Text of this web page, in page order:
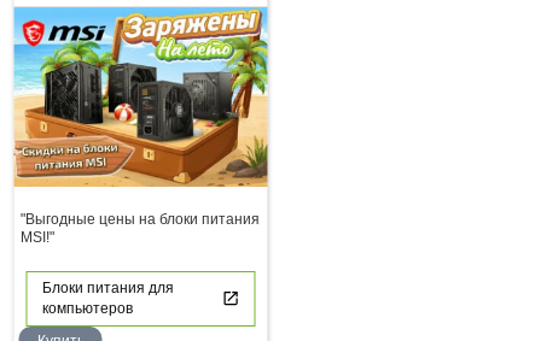
"Выгодные цены на блоки питания
MSI!"
Блоки питания для
компьютеров